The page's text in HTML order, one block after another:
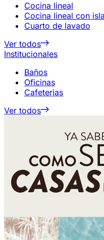
Cocina lineal
Cocina lineal con isla
Cuarto de lavado
Ver todos
Institucionales
Baños
Oficinas
Cafeterias
Ver todos